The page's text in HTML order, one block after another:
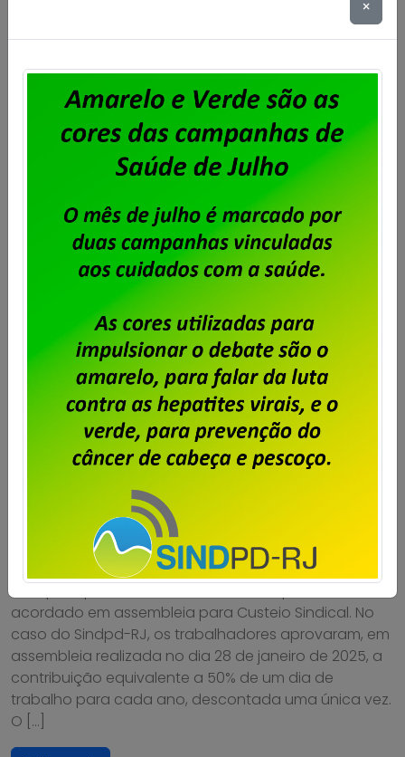
corrente (2025).
Saiba mais
Dataprev – Sindpd-RJ abre prazo
para entrega de cartas de
oposição à contribuição para
custeio sindical sobre o ACT
2025/2027
Publicado porImprensaem
O Acordo Coletivo de Trabalho 2025/2027 da
acordado em assembleia para Custeio Sindical. No
caso do Sindpd-RJ, os trabalhadores aprovaram, em
assembleia realizada no dia 28 de janeiro de 2025, a
contribuição equivalente a 50% de um dia de
trabalho para cada ano, descontada uma única vez.
O […]
×